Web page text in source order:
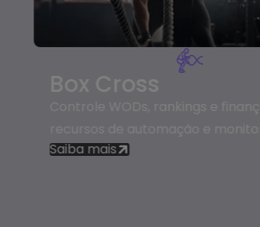
Box Cross
Controle WODs, rankings e
recursos de automação e
Saiba mais